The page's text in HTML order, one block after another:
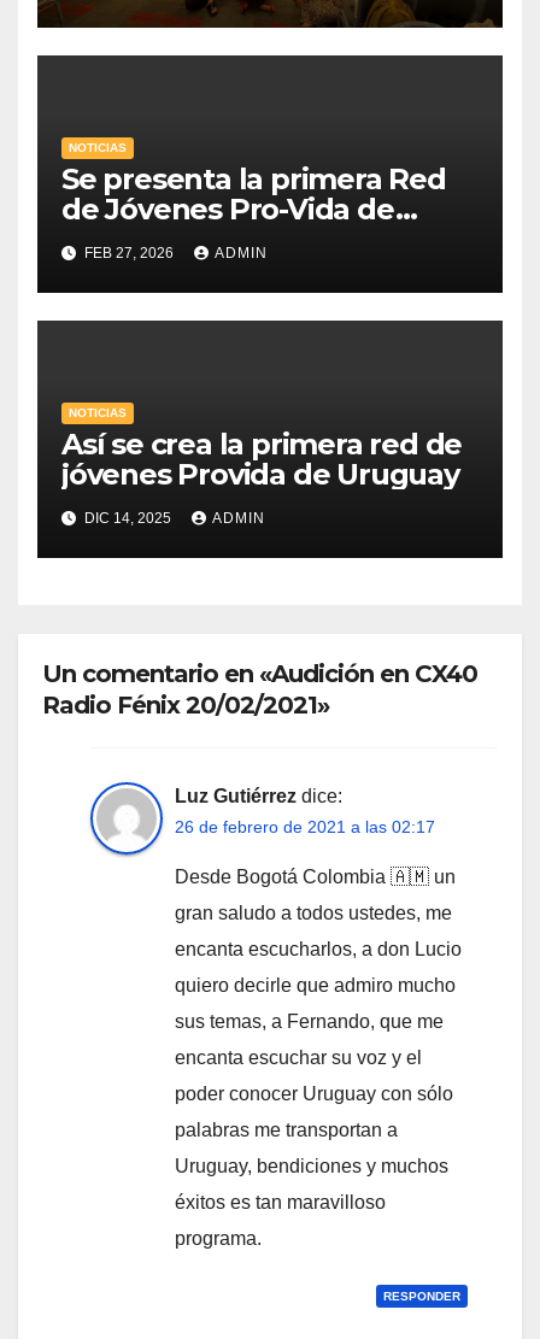
NOTICIAS
Se presenta la primera Red
de Jóvenes Pro-Vida de
Uruguay
FEB 27, 2026 ADMIN
NOTICIAS
Así se crea la primera red de
jóvenes Provida de Uruguay
DIC 14, 2025 ADMIN
Un comentario en «Audición en CX40
Radio Fénix 20/02/2021»
Luz Gutiérrez dice:
26 de febrero de 2021 a las 02:17
Desde Bogotá Colombia 🇦🇲 un
gran saludo a todos ustedes, me
encanta escucharlos, a don Lucio
quiero decirle que admiro mucho
sus temas, a Fernando, que me
encanta escuchar su voz y el
poder conocer Uruguay con sólo
palabras me transportan a
Uruguay, bendiciones y muchos
éxitos es tan maravilloso
programa.
RESPONDER